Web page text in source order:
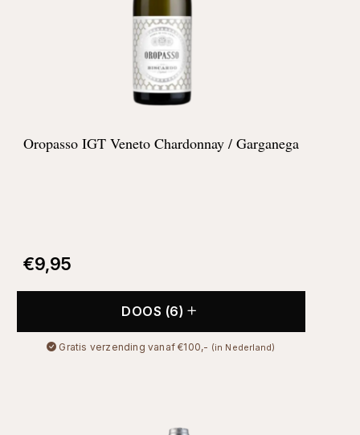
Oropasso IGT Veneto Chardonnay / Garganega
€9,95
DOOS (6)
Gratis verzending vanaf €100,- (in Nederland)